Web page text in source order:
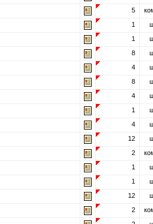
5
1
1
8
4
8
4
1
4
12
2
1
1
12
2